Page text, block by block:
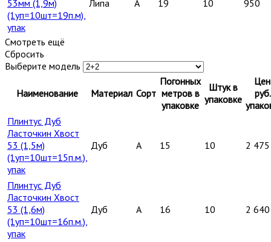
53мм (1,9м)
(1уп=10шт=19п.м),
упак
Липа A 19 10 950
Смотреть ещё
Сбросить
Выберите модель
Наименование Материал Сорт
Погонных
метров в
упаковке
Штук в
упаковке
Плинтус Дуб
Ласточкин Хвост
53 (1,5м)
(1уп=10шт=15п.м.),
упак
Дуб A 15 10 2 475
Плинтус Дуб
Ласточкин Хвост
53 (1,6м)
(1уп=10шт=16п.м.),
упак
Дуб A 16 10 2 640